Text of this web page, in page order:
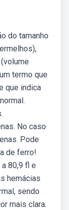
do tamanho
termo que
que indica
No caso
Pode
de ferro!
80,9 fl e
hemácias
sendo
mais clara.